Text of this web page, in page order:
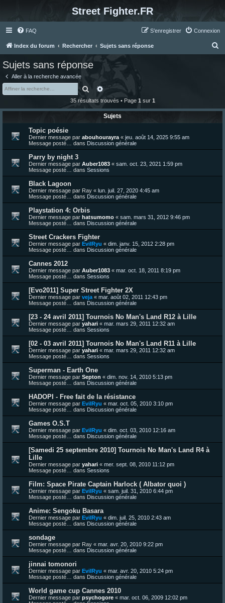
Street Fighter.FR
FAQ Connexion
S’enregistrer
Index du forum Rechercher Sujets sans réponse
Sujets sans réponse
Aller à la recherche avancée
RechercherRecherche avancée
35 résultats trouvés • Page 1 sur 1
Sujets
Topic poésie
Dernier message par abouhourayra « jeu. août 14, 2025 9:55 am
Message posté… dans Discussion générale
Parry by night 3
Dernier message par Auber1083 « sam. oct. 23, 2021 1:59 pm
Message posté… dans Sessions
Black Lagoon
Dernier message par Ray « lun. juil. 27, 2020 4:45 am
Message posté… dans Discussion générale
Playstation 4: Orbis
Dernier message par hatsumomo « sam. mars 31, 2012 9:46 pm
Message posté… dans Discussion générale
Street Crackers Fighter
Dernier message par EvilRyu « dim. janv. 15, 2012 2:28 pm
Message posté… dans Discussion générale
Cannes 2012
Dernier message par Auber1083 « mar. oct. 18, 2011 8:19 pm
Message posté… dans Sessions
[Evo2011] Super Street Fighter 2X
Dernier message par veja « mar. août 02, 2011 12:43 pm
Message posté… dans Discussion générale
[23 - 24 avril 2011] Tournois No Man's Land R12 à Lille
Dernier message par yahari « mar. mars 29, 2011 12:32 am
Message posté… dans Sessions
[02 - 03 avril 2011] Tournois No Man's Land R11 à Lille
Dernier message par yahari « mar. mars 29, 2011 12:32 am
Message posté… dans Sessions
Superman - Earth One
Dernier message par Septon « dim. nov. 14, 2010 5:13 pm
Message posté… dans Discussion générale
HADOPI - Free fait de la résistance
Dernier message par EvilRyu « mar. oct. 05, 2010 3:10 pm
Message posté… dans Discussion générale
Games O.S.T
Dernier message par EvilRyu « dim. oct. 03, 2010 12:16 am
Message posté… dans Discussion générale
[Samedi 25 septembre 2010] Tournois No Man's Land R4 à
Lille
Dernier message par yahari « mer. sept. 08, 2010 11:12 pm
Message posté… dans Sessions
Film: Space Pirate Captain Harlock ( Albator quoi )
Dernier message par EvilRyu « sam. juil. 31, 2010 6:44 pm
Message posté… dans Discussion générale
Anime: Sengoku Basara
Dernier message par EvilRyu « dim. juil. 25, 2010 2:43 am
Message posté… dans Discussion générale
sondage
Dernier message par Ray « mar. avr. 20, 2010 9:22 pm
Message posté… dans Discussion générale
jinnai tomonori
Dernier message par EvilRyu « mar. avr. 20, 2010 5:24 pm
Message posté… dans Discussion générale
World game cup Cannes 2010
Dernier message par psychogore « mar. oct. 06, 2009 12:02 pm